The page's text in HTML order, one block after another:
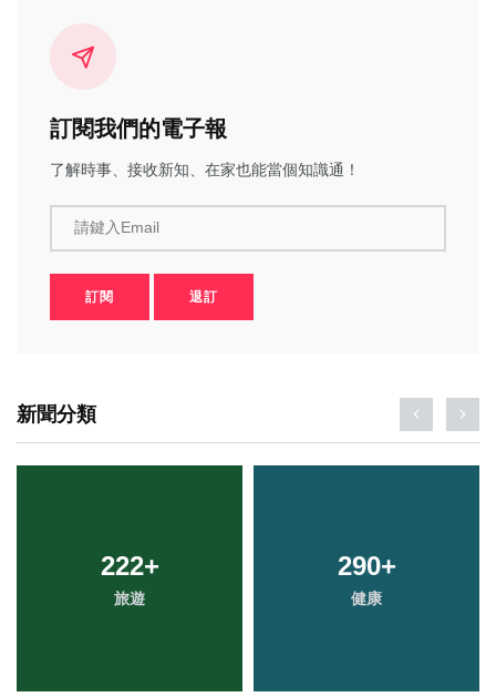
訂閱我們的電子報
了解時事、接收新知、在家也能當個知識通！
請鍵入Email
訂閱 退訂
新聞分類
222+
旅遊
290+
健康